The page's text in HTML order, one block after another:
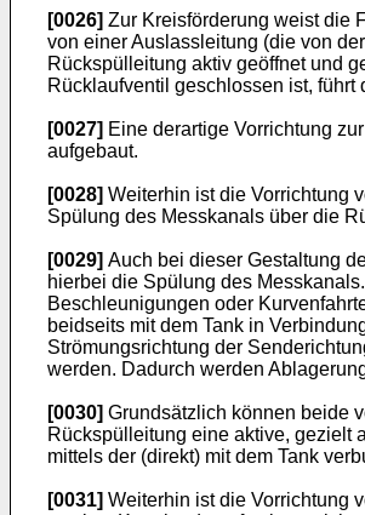
[0026] Zur Kreisförderung weist die
von einer Auslassleitung (die von
Rückspülleitung aktiv geöffnet und
Rücklaufventil geschlossen ist,
[0027] Eine derartige Vorrichtung
aufgebaut.
[0028] Weiterhin ist die Vorrichtung
Spülung des Messkanals über die
[0029] Auch bei dieser Gestaltung
hierbei die Spülung des
Beschleunigungen oder
beidseits mit dem Tank in
Strömungsrichtung der
werden. Dadurch werden
[0030] Grundsätzlich können beide
Rückspülleitung eine aktive, gezielt
mittels der (direkt) mit dem Tank
[0031] Weiterhin ist die Vorrichtung